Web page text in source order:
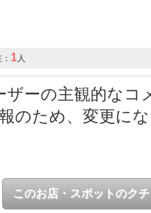
1人
ーの主観的なコ
のため、変更に
このお店・スポットのク